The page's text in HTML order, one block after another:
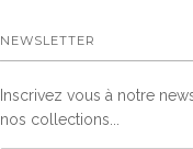
NEWSLETTER
Inscrivez vous à notre
nos collections...